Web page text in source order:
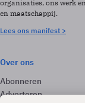
organisaties, ons werk
en maatschappij.
Lees ons manifest >
Over ons
Abonneren
Adverteren